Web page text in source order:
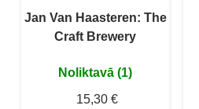
Jan Van Haasteren: The
Craft Brewery
Noliktavā (1)
15,30 €